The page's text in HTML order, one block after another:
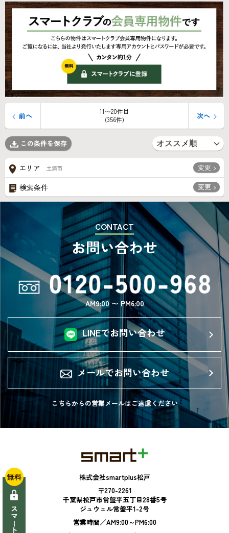
11〜20件目
(356件)
前へ 次へ
この条件を保存
エリア 土浦市 変更
検索条件 変更
CONTACT
お問い合わせ
AM9:00 〜 PM6:00
LINEでお問い合わせ
メールでお問い合わせ
こちらからの営業メールはご遠慮ください
株式会社smartplus松戸
〒270-2261
千葉県松戸市常盤平五丁目28番5号
ジュウェル常盤平1-2号
営業時間／AM9:00～PM6:00
無料